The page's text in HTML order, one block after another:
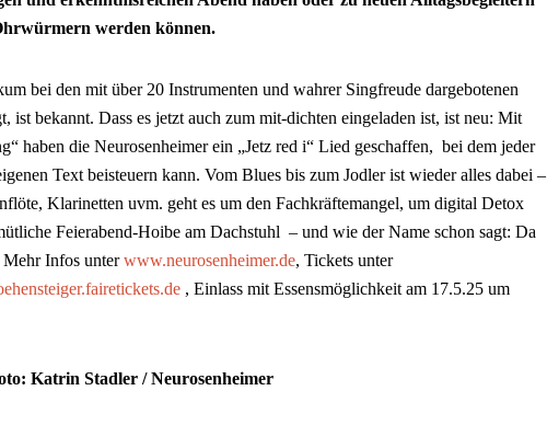
werden können.
bei den mit über 20 Instrumenten und wahrer Singfreude dargebotenen
ist bekannt. Dass es jetzt auch zum mit-dichten eingeladen ist, ist neu: Mit
haben die Neurosenheimer ein „Jetz red i“ Lied geschaffen, bei dem jeder
Text beisteuern kann. Vom Blues bis zum Jodler ist wieder alles dabei –
Klarinetten uvm. geht es um den Fachkräftemangel, um digital Detox
Feierabend-Hoibe am Dachstuhl – und wie der Name schon sagt: Da
Infos unterwww.neurosenheimer.de, Tickets unter
, Einlass mit Essensmöglichkeit am 17.5.25 um
Katrin Stadler / Neurosenheimer